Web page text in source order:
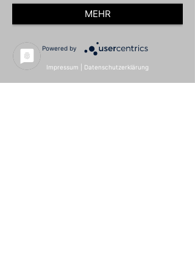
MEHR
Powered by
Impressum Datenschutzerklärung